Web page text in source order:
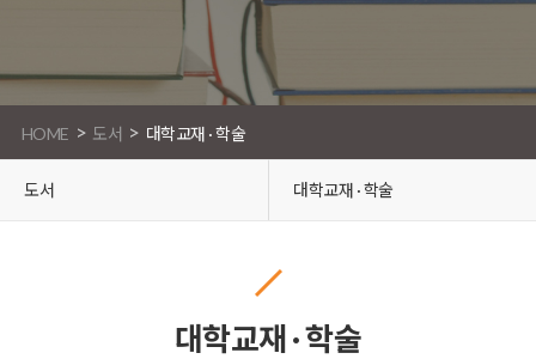
HOME > 도서 > 대학교재 · 학술
도서 대학교재 · 학술
대학교재 · 학술